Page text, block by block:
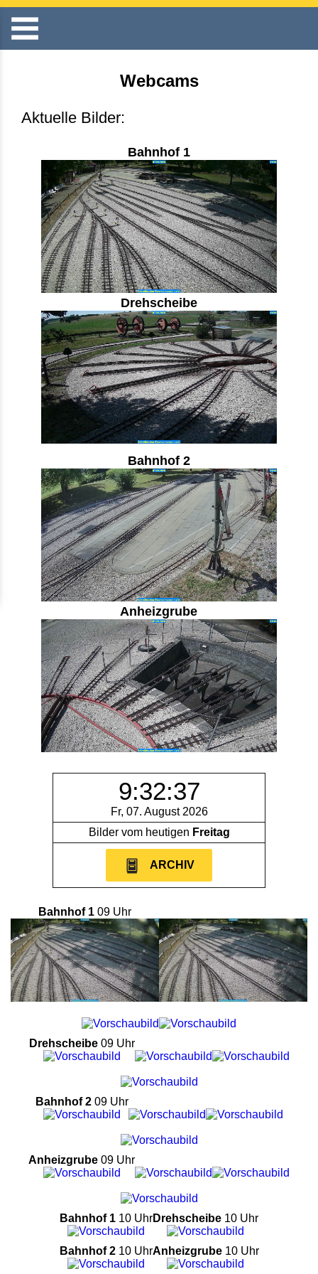
Webcams
Aktuelle Bilder:
Bahnhof 1
Drehscheibe
Bahnhof 2
Anheizgrube
9:32:37
Fr, 07. August 2026
Bilder vom heutigen Freitag
ARCHIV
Bahnhof 1 09 Uhr
Drehscheibe09 Uhr
Bahnhof 209 Uhr
Anheizgrube 09 Uhr
Bahnhof 1 10 UhrDrehscheibe 10 Uhr
Bahnhof 210 UhrAnheizgrube10 Uhr